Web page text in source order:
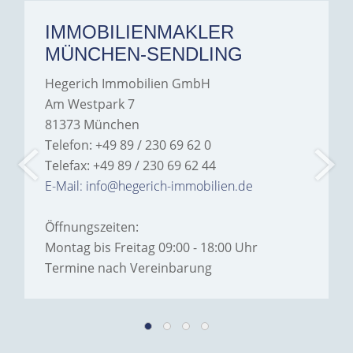
IMMOBILIENMAKLER
MÜNCHEN-SENDLING
Hegerich Immobilien GmbH
Am Westpark 7
81373 München
Telefon: +49 89 / 230 69 62 0
Telefax: +49 89 / 230 69 62 44
E-Mail: info@hegerich-immobilien.de
Öffnungszeiten:
Montag bis Freitag 09:00 - 18:00 Uhr
Termine nach Vereinbarung